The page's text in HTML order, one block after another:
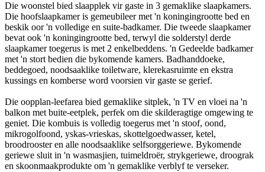
Die woonstel bied slaapplek vir gaste in 3 gemaklike slaapkamers.
Die hoofslaapkamer is gemeubileer met 'n koningingrootte bed en
beskik oor 'n volledige en suite-badkamer. Die tweede slaapkamer
bevat ook 'n koningingrootte bed, terwyl die solderstyl derde
slaapkamer toegerus is met 2 enkelbeddens. 'n Gedeelde badkamer
met 'n stort bedien die bykomende kamers. Badhanddoeke,
beddegoed, noodsaaklike toiletware, klerekasruimte en ekstra
kussings en komberse word voorsien vir gaste se gerief.
Die oopplan-leefarea bied gemaklike sitplek, 'n TV en vloei na 'n
balkon met buite-eetplek, perfek om die skilderagtige omgewing te
geniet. Die kombuis is volledig toegerus met 'n stoof, oond,
mikrogolfoond, yskas-vrieskas, skottelgoedwasser, ketel,
broodrooster en alle noodsaaklike selfsorggeriewe. Bykomende
geriewe sluit in 'n wasmasjien, tuimeldroër, strykgeriewe, droograk
en skoonmaakprodukte om 'n gemaklike verblyf te verseker.